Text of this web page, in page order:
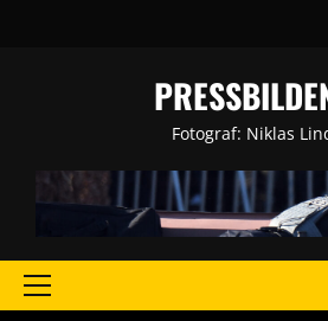
Fotograf: Niklas
Primary